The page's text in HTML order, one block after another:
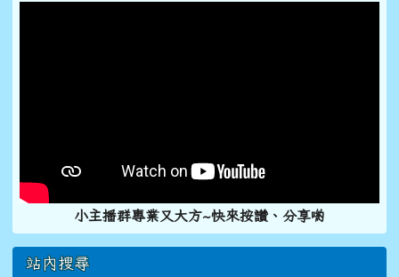
小主播群專業又大方~快來按讚、分享喲
站內搜尋